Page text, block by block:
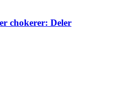
chokerer: Deler